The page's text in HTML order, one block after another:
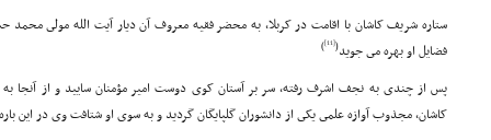
ستاره شریف کاشان با اقامت در کربلا، به محضر فقیه معروف آن دیار آیت الله مولى محمد
فضایل او بهره مى جوید(
[11]
)
پس از چندى به نجف اشرف رفته، سر بر آستان کوى دوست امیر مؤمنان سایید و از آنجا به
کاشان، مجذوب آوازه علمى یکى از دانشوران گلپایگان گردید و به سوى او شتافت وى در این